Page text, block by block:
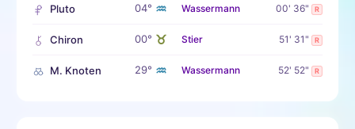
Pluto 04° ♒ Wassermann 00' 36" R
Chiron 00° ♉ Stier 51' 31" R
M. Knoten 29° ♒ Wassermann 52' 52" R